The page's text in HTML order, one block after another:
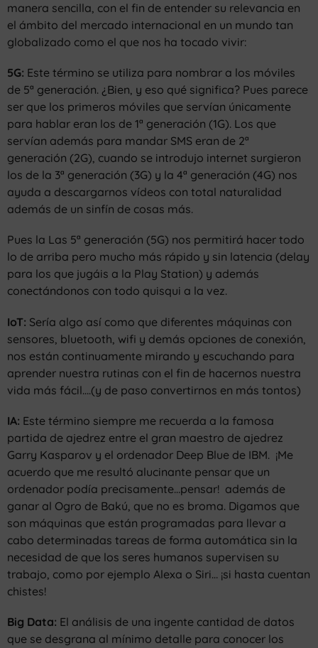
manera sencilla, con el fin de entender su relevancia en
el ámbito del mercado internacional en un mundo tan
globalizado como el que nos ha tocado vivir:
5G: Este término se utiliza para nombrar a los móviles
de 5ª generación. ¿Bien, y eso qué significa? Pues parece
ser que los primeros móviles que servían únicamente
para hablar eran los de 1ª generación (1G). Los que
servían además para mandar SMS eran de 2ª
generación (2G), cuando se introdujo internet surgieron
los de la 3ª generación (3G) y la 4ª generación (4G) nos
ayuda a descargarnos vídeos con total naturalidad
además de un sinfín de cosas más.
Pues la Las 5ª generación (5G) nos permitirá hacer todo
lo de arriba pero mucho más rápido y sin latencia (delay
para los que jugáis a la Play Station) y además
conectándonos con todo quisqui a la vez.
IoT: Sería algo así como que diferentes máquinas con
sensores, bluetooth, wifi y demás opciones de conexión,
nos están continuamente mirando y escuchando para
aprender nuestra rutinas con el fin de hacernos nuestra
vida más fácil….(y de paso convertirnos en más tontos)
IA: Este término siempre me recuerda a la famosa
partida de ajedrez entre el gran maestro de ajedrez
Garry Kasparov y el ordenador Deep Blue de IBM. ¡Me
acuerdo que me resultó alucinante pensar que un
ordenador podía precisamente…pensar! además de
ganar al Ogro de Bakú, que no es broma. Digamos que
son máquinas que están programadas para llevar a
cabo determinadas tareas de forma automática sin la
necesidad de que los seres humanos supervisen su
trabajo, como por ejemplo Alexa o Siri… ¡si hasta cuentan
chistes!
Big Data: El análisis de una ingente cantidad de datos
que se desgrana al mínimo detalle para conocer los